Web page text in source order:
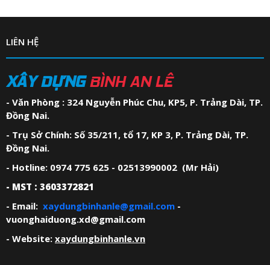
LIÊN HỆ
XÂY DỰNG BÌNH AN LÊ
- Văn Phòng : 324 Nguyễn Phúc Chu, KP5, P. Trảng Dài, TP.
Đồng Nai.
- Trụ Sở Chính: Số 35/211, tổ 17, KP 3, P. Trảng Dài, TP.
Đồng Nai.
- Hotline: 0974 775 625 - 02513990002 (Mr Hải)
- MST : 3603372821
- Email: xaydungbinhanle@gmail.com -
vuonghaiduong.xd@gmail.com
- Website: xaydungbinhanle.vn